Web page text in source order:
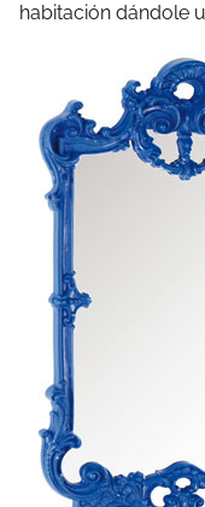
habitación dándole